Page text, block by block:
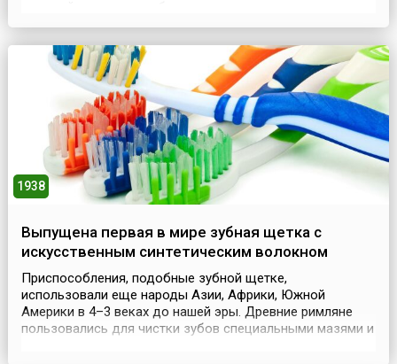
одинокого писателя и делал все для того, чтобы он
творчеством, ради него он обрек себя на б...
1938
Bыпущена первая в мире зубная щетка с
искусственным синтетическим волокном
Приспособления, подобные зубной щетке,
использовали еще народы Азии, Африки, Южной
Америки в 4–3 веках до нашей эры. Древние римляне
пользовались для чистки зубов специальными мазями и